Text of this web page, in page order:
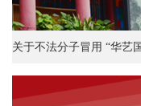
关于不法分子冒用 “华艺